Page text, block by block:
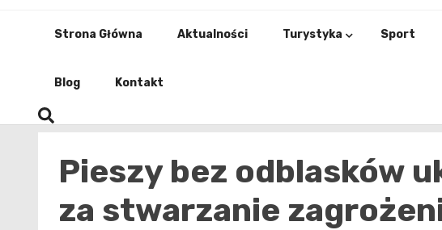
Strona Główna Aktualności Turystyka Sport
Blog Kontakt
Pieszy bez odblasków
za stwarzanie